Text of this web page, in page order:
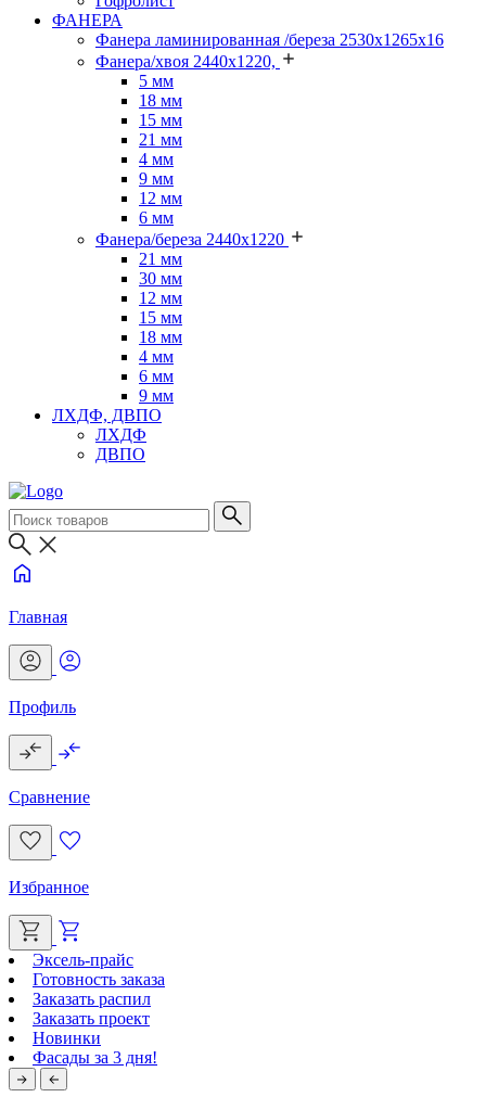
ФАНЕРА
Фанера ламинированная /береза 2530х1265х16
Фанера/хвоя 2440х1220,
5 мм
18 мм
15 мм
21 мм
4 мм
9 мм
12 мм
6 мм
Фанера/береза 2440х1220
21 мм
30 мм
12 мм
15 мм
18 мм
4 мм
6 мм
9 мм
ЛХДФ, ДВПО
ЛХДФ
ДВПО
Главная
Профиль
Сравнение
Избранное
Эксель-прайс
Готовность заказа
Заказать распил
Заказать проект
Новинки
Фасады за 3 дня!